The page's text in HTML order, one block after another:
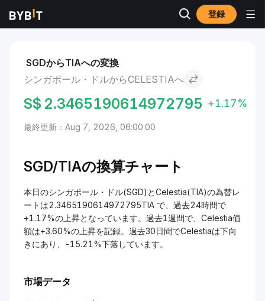
登録
市場 Celestia 価格 TIA シンガポール・ドル to Celestia
SGDからTIAへの変換
シンガポール・ドルからCELESTIAへ
S$ 2.3465190614972795 +1.17%
最終更新：Aug 7, 2026, 06:00:00
SGD/TIAの換算チャート
本日のシンガポール・ドル(SGD)とCelestia(TIA)の為替レ
ートは2.3465190614972795TIA で、過去24時間で
+1.17%の上昇となっています。過去1週間で、Celestia価
額は+3.60%の上昇を記録。過去30日間でCelestiaは下向
きにあり、-15.21%下落しています。
市場データ